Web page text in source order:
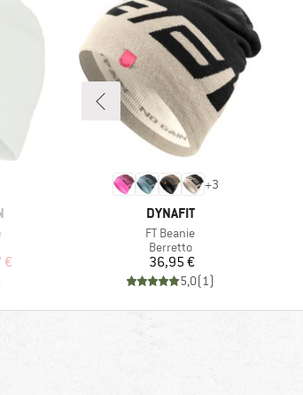
€
+3
MARCHIO
DYNAFIT
Articolo
FT Beanie
Gruppo di prodotti
Berretto
Prezzo
36,95 €
5,0(1)